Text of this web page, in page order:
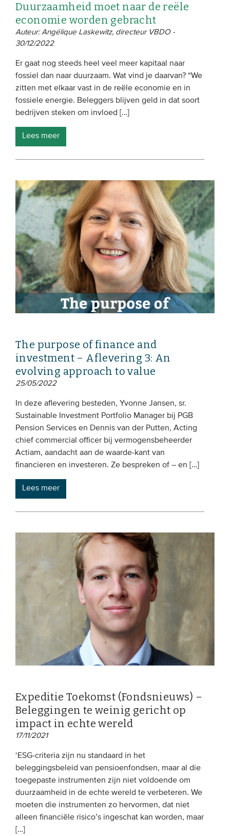
Duurzaamheid moet naar de reële
economie worden gebracht
Auteur: Angélique Laskewitz, directeur VBDO -
30/12/2022
Er gaat nog steeds heel veel meer kapitaal naar
fossiel dan naar duurzaam. Wat vind je daarvan? “We
zitten met elkaar vast in de reële economie en in
fossiele energie. Beleggers blijven geld in dat soort
bedrijven steken om invloed […]
Lees meer
The purpose of finance and
investment – Aflevering 3: An
evolving approach to value
25/05/2022
In deze aflevering besteden, Yvonne Jansen, sr.
Sustainable Investment Portfolio Manager bij PGB
Pension Services en Dennis van der Putten, Acting
chief commercial officer bij vermogensbeheerder
Actiam, aandacht aan de waarde-kant van
financieren en investeren. Ze bespreken of – en […]
Lees meer
Expeditie Toekomst (Fondsnieuws) –
Beleggingen te weinig gericht op
impact in echte wereld
17/11/2021
‘ESG-criteria zijn nu standaard in het
beleggingsbeleid van pensioenfondsen, maar al die
toegepaste instrumenten zijn niet voldoende om
duurzaamheid in de echte wereld te verbeteren. We
moeten die instrumenten zo hervormen, dat niet
alleen financiële risico’s ingeschat kan worden, maar
[…]